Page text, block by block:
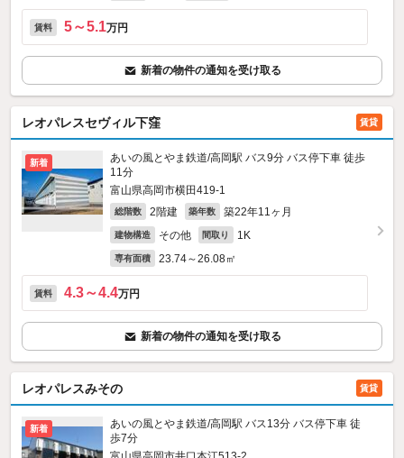
賃料 5～5.1万円
新着の物件の通知を受け取る
レオパレスセヴィル下窪 賃貸
新着
あいの風とやま鉄道/高岡駅 バス9分 バス停下車 徒歩
11分
富山県高岡市横田419‐1
総階数 2階建 築年数 築22年11ヶ月
建物構造 その他 間取り 1K
専有面積 23.74～26.08㎡
賃料 4.3～4.4万円
新着の物件の通知を受け取る
レオパレスみその 賃貸
新着
あいの風とやま鉄道/高岡駅 バス13分 バス停下車 徒
歩7分